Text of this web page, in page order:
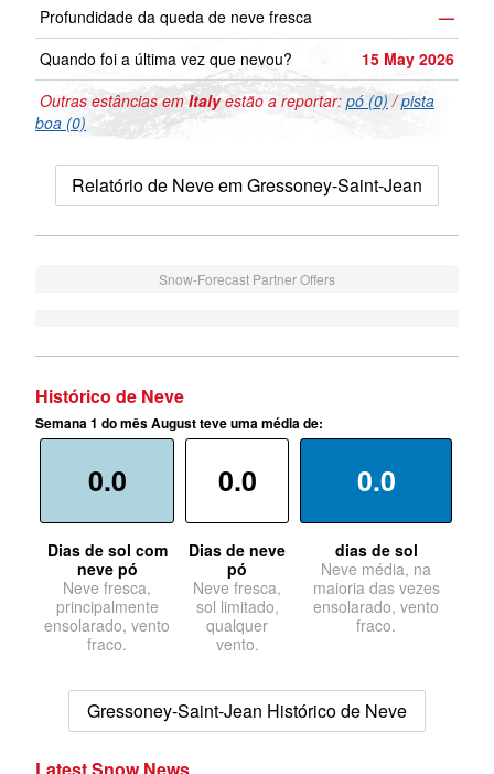
Profundidade da queda de neve fresca
—
Quando foi a última vez que nevou?
15 May 2026
Outras estâncias emItalyestão a reportar: pó (0) /pista
boa (0)
Relatório de Neve em Gressoney-Saint-Jean
Snow-Forecast Partner Offers
Histórico de Neve
Semana 1 do mês August teve uma média de:
0.0
Dias de sol com
neve pó
Neve fresca,
principalmente
ensolarado, vento
fraco.
0.0
Dias de neve
pó
Neve fresca,
sol limitado,
qualquer
vento.
0.0
dias de sol
Neve média, na
maioria das vezes
ensolarado, vento
fraco.
Gressoney-Saint-Jean Histórico de Neve